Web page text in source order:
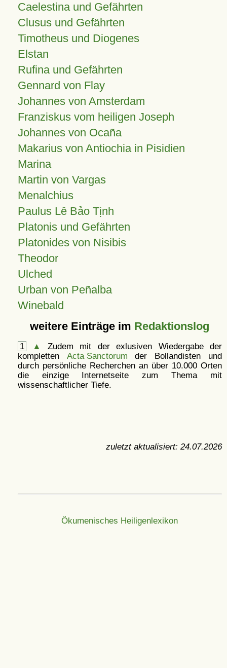
Caelestina und Gefährten
Clusus und Gefährten
Timotheus und Diogenes
Elstan
Rufina und Gefährten
Gennard von Flay
Johannes von Amsterdam
Franziskus vom heiligen Joseph
Johannes von Ocaña
Makarius von Antiochia in Pisidien
Marina
Martin von Vargas
Menalchius
Paulus Lê Bảo Tịnh
Platonis und Gefährten
Platonides von Nisibis
Theodor
Ulched
Urban von Peñalba
Winebald
weitere Einträge im Redaktionslog
1 ▲
Zudem mit der exlusiven Wiedergabe der
kompletten Acta Sanctorum der Bollandisten und
durch persönliche Recherchen an über 10.000 Orten
die einzige Internetseite zum Thema mit
wissenschaftlicher Tiefe.
zuletzt aktualisiert: 24.07.2026
Ökumenisches Heiligenlexikon